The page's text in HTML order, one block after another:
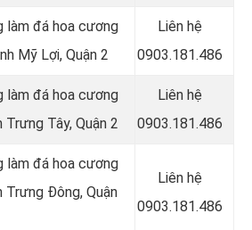
làm đá hoa cương
Mỹ Lợi, Quận 2
Liên hệ
0903.181.486
làm đá hoa cương
Tây, Quận 2
Liên hệ
0903.181.486
làm đá hoa cương
Trưng Đông, Quận
Liên hệ
0903.181.486